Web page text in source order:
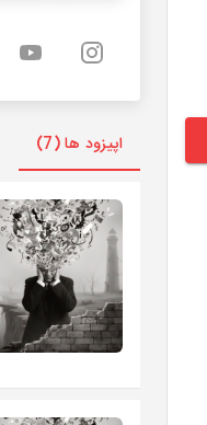
اپیزود ها (7)